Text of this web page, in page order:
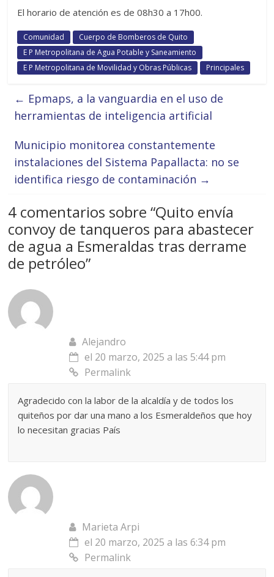
El horario de atención es de 08h30 a 17h00.
Comunidad
Cuerpo de Bomberos de Quito
E P Metropolitana de Agua Potable y Saneamiento
E P Metropolitana de Movilidad y Obras Públicas
Principales
← Epmaps, a la vanguardia en el uso de
herramientas de inteligencia artificial
Municipio monitorea constantemente
instalaciones del Sistema Papallacta: no se
identifica riesgo de contaminación →
4 comentarios sobre “Quito envía
convoy de tanqueros para abastecer
de agua a Esmeraldas tras derrame
de petróleo”
Alejandro
el 20 marzo, 2025 a las 5:44 pm
Permalink
Agradecido con la labor de la alcaldía y de todos los
quiteños por dar una mano a los Esmeraldeños que hoy
lo necesitan gracias País
Marieta Arpi
el 20 marzo, 2025 a las 6:34 pm
Permalink